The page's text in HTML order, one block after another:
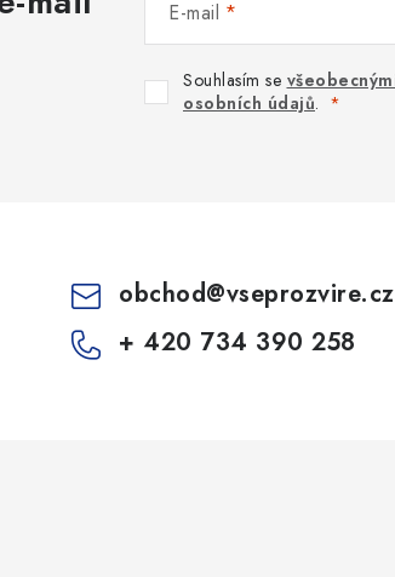
E-mail
Souhlasím se
osobních údajů.
obchod@vseprozvire.cz
+ 420 734 390 258